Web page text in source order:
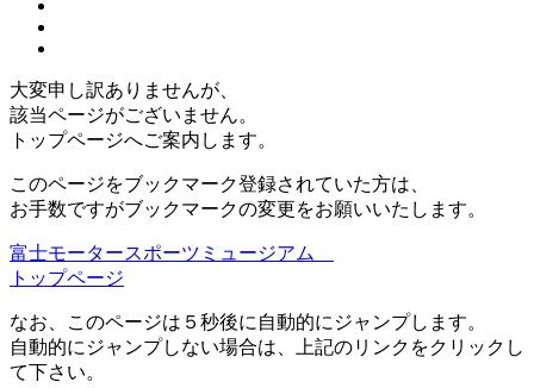
大変申し訳ありませんが、
該当ページがございません。
トップページへご案内します。
このページをブックマーク登録されていた方は、
お手数ですがブックマークの変更をお願いいたします。
富士モータースポーツミュージアム
トップページ
なお、このページは５秒後に自動的にジャンプします。
自動的にジャンプしない場合は、上記のリンクをクリックし
て下さい。